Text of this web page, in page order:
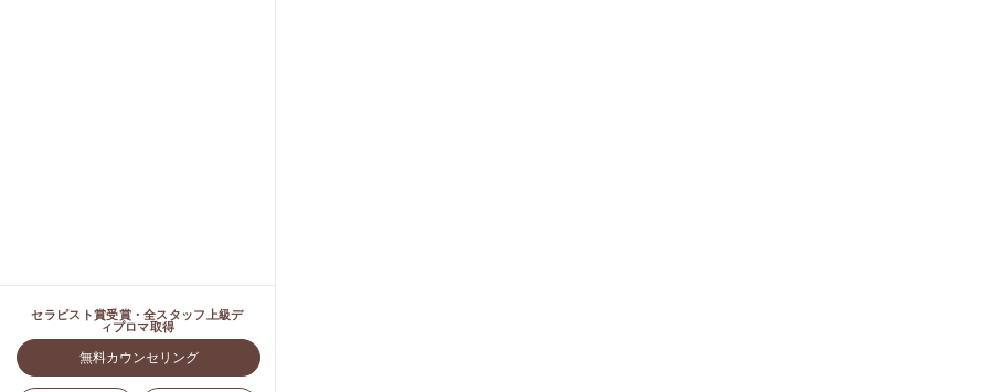
セラピスト賞受賞・全スタッフ上級デ
ィプロマ取得
無料カウンセリング